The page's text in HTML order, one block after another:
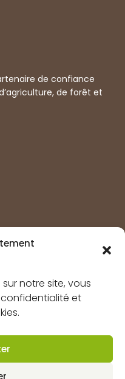
notre site, vous
et
de confiance
de forêt et